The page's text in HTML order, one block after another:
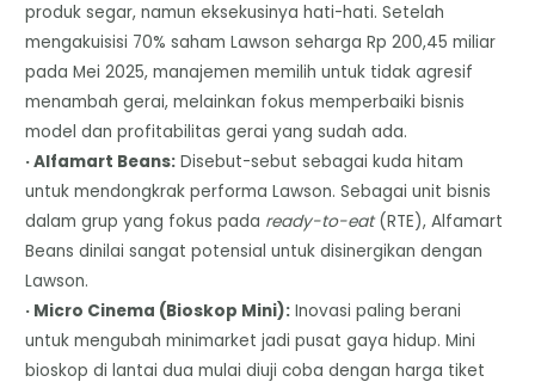
produk segar, namun eksekusinya hati-hati. Setelah
mengakuisisi 70% saham Lawson seharga Rp 200,45 miliar
pada Mei 2025, manajemen memilih untuk tidak agresif
menambah gerai, melainkan fokus memperbaiki bisnis
model dan profitabilitas gerai yang sudah ada.
· Alfamart Beans: Disebut-sebut sebagai kuda hitam
untuk mendongkrak performa Lawson. Sebagai unit bisnis
dalam grup yang fokus pada ready-to-eat(RTE), Alfamart
Beans dinilai sangat potensial untuk disinergikan dengan
Lawson.
· Micro Cinema (Bioskop Mini): Inovasi paling berani
untuk mengubah minimarket jadi pusat gaya hidup. Mini
bioskop di lantai dua mulai diuji coba dengan harga tiket